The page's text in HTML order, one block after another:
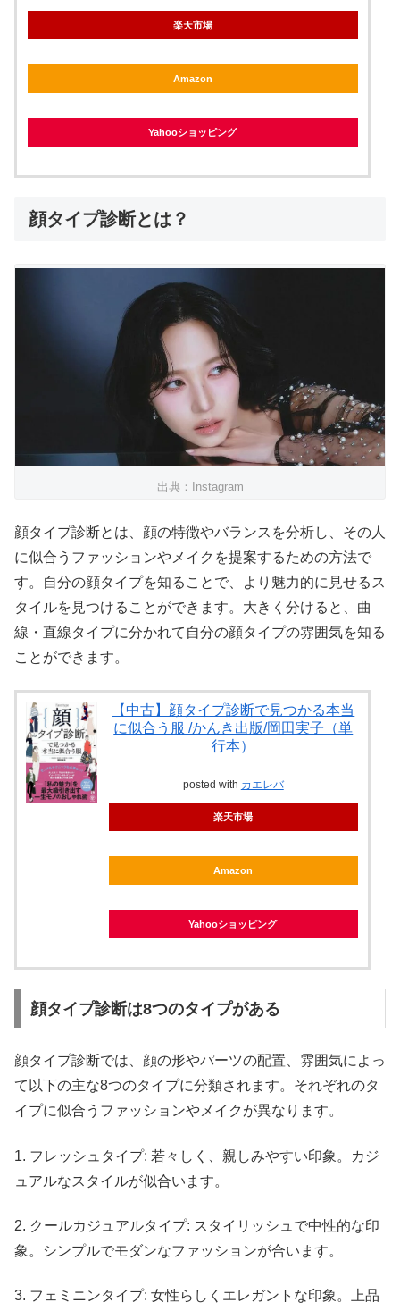
楽天市場
Amazon
Yahooショッピング
顔タイプ診断とは？
出典： Instagram
顔タイプ診断とは、顔の特徴やバランスを分析し、その人
に似合うファッションやメイクを提案するための方法で
す。自分の顔タイプを知ることで、より魅力的に見せるス
タイルを見つけることができます。大きく分けると、曲
線・直線タイプに分かれて自分の顔タイプの雰囲気を知る
ことができます。
【中古】顔タイプ診断で見つかる本当
に似合う服 /かんき出版/岡田実子（単
行本）
posted with カエレバ
楽天市場
Amazon
Yahooショッピング
顔タイプ診断は8つのタイプがある
顔タイプ診断では、顔の形やパーツの配置、雰囲気によっ
て以下の主な8つのタイプに分類されます。それぞれのタ
イプに似合うファッションやメイクが異なります。
1. フレッシュタイプ: 若々しく、親しみやすい印象。カジ
ュアルなスタイルが似合います。
2. クールカジュアルタイプ: スタイリッシュで中性的な印
象。シンプルでモダンなファッションが合います。
3. フェミニンタイプ: 女性らしくエレガントな印象。上品